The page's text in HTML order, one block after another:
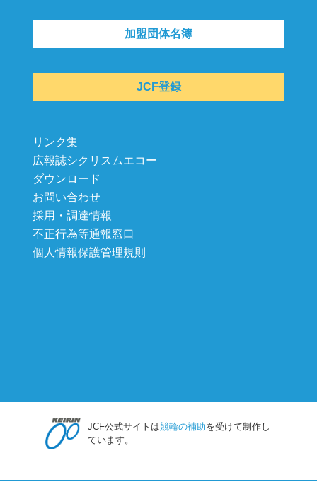
加盟団体名簿
JCF登録
リンク集
広報誌シクリスムエコー
ダウンロード
お問い合わせ
採用・調達情報
不正行為等通報窓口
個人情報保護管理規則
JCF公式サイトは競輪の補助を受けて制作し
ています。